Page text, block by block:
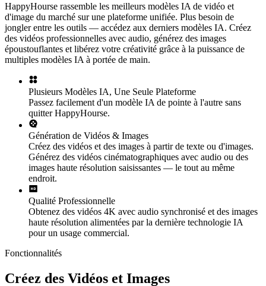
HappyHourse rassemble les meilleurs modèles IA de vidéo et
d'image du marché sur une plateforme unifiée. Plus besoin de
jongler entre les outils — accédez aux derniers modèles IA. Créez
des vidéos professionnelles avec audio, générez des images
époustouflantes et libérez votre créativité grâce à la puissance de
multiples modèles IA à portée de main.
Plusieurs Modèles IA, Une Seule Plateforme
Passez facilement d'un modèle IA de pointe à l'autre sans
quitter HappyHourse.
Génération de Vidéos & Images
Créez des vidéos et des images à partir de texte ou d'images.
Générez des vidéos cinématographiques avec audio ou des
images haute résolution saisissantes — le tout au même
endroit.
Qualité Professionnelle
Obtenez des vidéos 4K avec audio synchronisé et des images
haute résolution alimentées par la dernière technologie IA
pour un usage commercial.
Fonctionnalités
Créez des Vidéos et Images